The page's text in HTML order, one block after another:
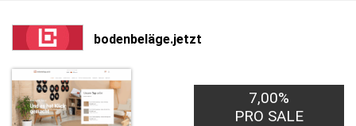
bodenbeläge.jetzt
7,00%
PRO SALE